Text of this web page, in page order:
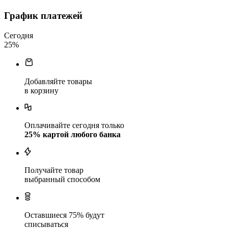
График платежей
Сегодня
25%
Добавляйте товары
в корзину
Оплачивайте сегодня только
25% картой любого банка
Получайте товар
выбранный способом
Оставшиеся 75% будут
списываться